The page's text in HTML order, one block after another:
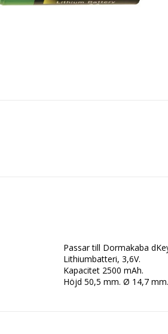
Passar till Dormakaba
Lithiumbatteri, 3,6V.
Kapacitet 2500 mAh.
Höjd 50,5 mm. Ø 14,7 mm.